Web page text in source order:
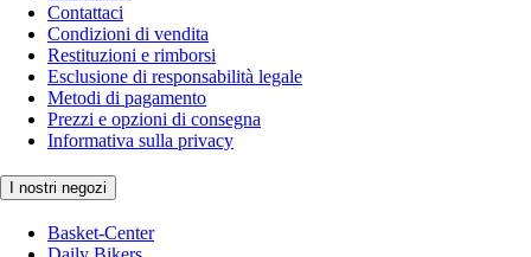
Contattaci
Condizioni di vendita
Restituzioni e rimborsi
Esclusione di responsabilità legale
Metodi di pagamento
Prezzi e opzioni di consegna
Informativa sulla privacy
I nostri negozi
Basket-Center